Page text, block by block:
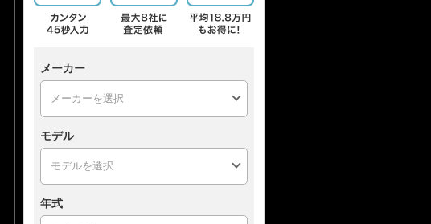
メーカー
モデル
年式